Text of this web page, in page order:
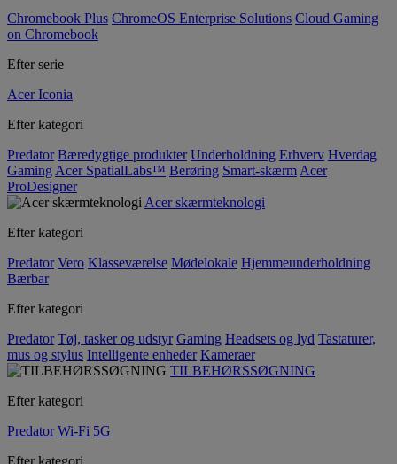
Chromebook Plus ChromeOS Enterprise Solutions Cloud Gaming
on Chromebook
Efter serie
Acer Iconia
Efter kategori
Predator Bæredygtige produkter Underholdning Erhverv Hverdag
Gaming Acer SpatialLabs™ Berøring Smart-skærm Acer
ProDesigner
Acer skærmteknologi
Efter kategori
Predator Vero Klasseværelse Mødelokale Hjemmeunderholdning
Bærbar
Efter kategori
Predator Tøj, tasker og udstyr Gaming Headsets og lyd Tastaturer,
mus og stylus Intelligente enheder Kameraer
TILBEHØRSSØGNING
Efter kategori
Predator Wi-Fi 5G
Efter kategori